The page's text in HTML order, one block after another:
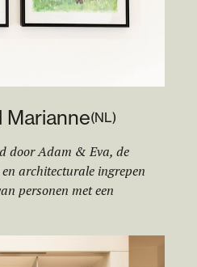
Marianne(NL)
door Adam & Eva, de
architecturale ingrepen
personen met een